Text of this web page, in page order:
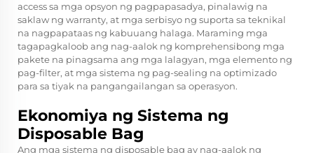
access sa mga opsyon ng pagpapasadya, pinalawig na
saklaw ng warranty, at mga serbisyo ng suporta sa teknikal
na nagpapataas ng kabuuang halaga. Maraming mga
tagapagkaloob ang nag-aalok ng komprehensibong mga
pakete na pinagsama ang mga lalagyan, mga elemento ng
pag-filter, at mga sistema ng pag-sealing na optimizado
para sa tiyak na pangangailangan sa operasyon.
Ekonomiya ng Sistema ng
Disposable Bag
Ang mga sistema ng disposable bag ay nag-aalok ng